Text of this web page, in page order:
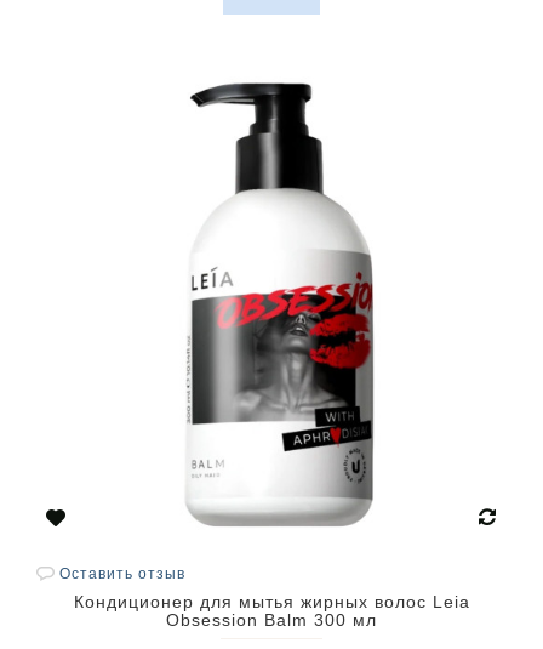
Оставить отзыв
Кондиционер для мытья жирных волос Leia
Obsession Balm 300 мл